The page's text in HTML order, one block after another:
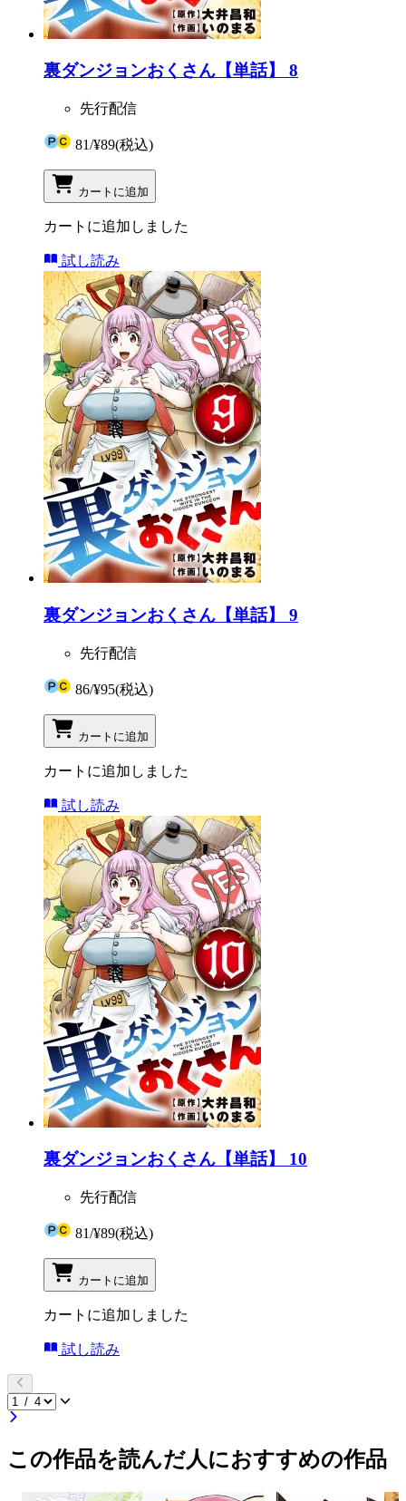
裏ダンジョンおくさん【単話】 8
先行配信
81/¥89(税込)
カートに追加
カートに追加しました
試し読み
裏ダンジョンおくさん【単話】 9
先行配信
86/¥95(税込)
カートに追加
カートに追加しました
試し読み
裏ダンジョンおくさん【単話】 10
先行配信
81/¥89(税込)
カートに追加
カートに追加しました
試し読み
この作品を読んだ人におすすめの作品